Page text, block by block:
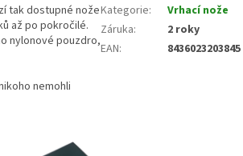
tak dostupné nože
až po pokročilé.
nylonové pouzdro,
nemohli
Kategorie:
Vrhací nože
Záruka:
2 roky
EAN: 8436023203845